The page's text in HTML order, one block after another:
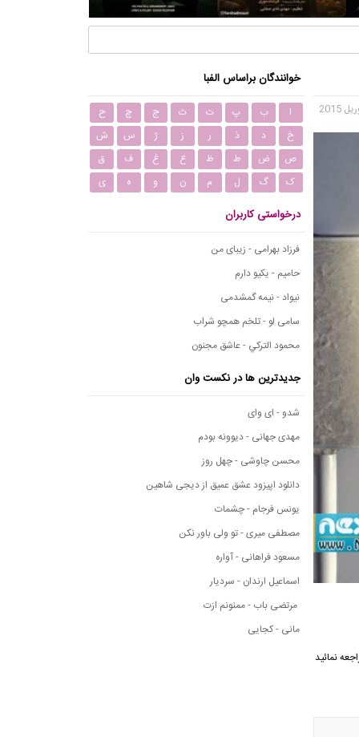
نمائید
خوانندگان براساس الفبا
ا ب پ ت ث ج چ
ح
خ
د ذ ر ز ژ س
ش
ص
ض ط ظ ع غ ف
ق
ک
گ ل م ن و ه ی
درخواستی کاربران
فرزاد بهرامی - زیبای من
حامیم - یکیو دارم
نیواد - نیمه گمشدمی
سامی لو - تلخم همچو شراب
محمود التركي - عاشق مجنون
جدیدترین ها در نکست وان
شدو - ای وای
مهدی جهانی - دیوونه بودم
محسن چاوشی - چهل روز
دانلود اپیزود عشق عمیق از دیجی شاهین
یونس فرجام - چشمات
مصطفی میری - تو ولی باور نکن
مسعود فراهانی - آواره
اسماعیل ارندان - سردیار
مرتضی باب - ممنونم ازت
مانی - کجایی